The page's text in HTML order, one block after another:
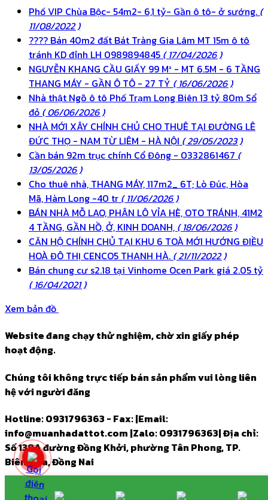
Phố VIP Chùa Bộc- 54m2- 6,1 tỷ- Gần ô tô- ở sướng. (
11/08/2022 )
???? Bán 40m2 đất Bát Tràng Gia Lâm MT 15m ô tô
tránh KD đỉnh LH 0989894845 ( 17/04/2026 )
NGUYỄN KHANG CẦU GIẤY 99 M² - MT 6.5M - 6 TẦNG
THANG MÁY - GẦN Ô TÔ - 27 TỶ ( 16/06/2026 )
Nhà thật Ngõ ô tô Phố Trạm Long Biên 13 tỷ 80m Sổ
đỏ ( 06/06/2026 )
NHÀ MỚI XÂY CHÍNH CHỦ CHO THUÊ TẠI ĐƯỜNG LÊ
ĐỨC THỌ - NAM TỪ LIÊM - HÀ NỘI ( 29/05/2023 )
Cần bán 92m trục chính Cổ Đông - 0332861467 (
13/05/2026 )
Cho thuê nhà, THANG MÁY, 117m2_ 6T; Lò Đúc, Hòa
Mã, Hàm Long -40 tr ( 11/06/2026 )
BÁN NHÀ MỖ LAO, PHÂN LÔ VỈA HÈ, OTO TRÁNH, 41M2
4 TẦNG, GẦN HỒ, Ở, KINH DOANH, ( 18/06/2026 )
CĂN HỘ CHÍNH CHỦ TẠI KHU 6 TOÀ MỚI HƯỚNG ĐIỀU
HOÀ ĐÔ THỊ CENCO5 THANH HÀ. ( 21/11/2022 )
Bán chung cư s2.18 tại Vinhome Ocen Park giá 2.05 tỷ
( 16/04/2021 )
Xem bản đồ
Website đang chạy thử nghiệm, chờ xin giấy phép
hoạt động.
Chúng tôi không trực tiếp bán sản phẩm vui lòng liên
hệ với người đăng
Hotline: 0931796363 - Fax:|Email:
info@muanhadattot.com |Zalo: 0931796363|Địa chỉ:
Số 138A đường Đồng Khởi, phường Tân Phong, TP.
Biên Hòa, Đồng Nai